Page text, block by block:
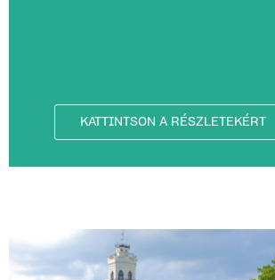
KATTINTSON A RÉSZLETEKÉRT